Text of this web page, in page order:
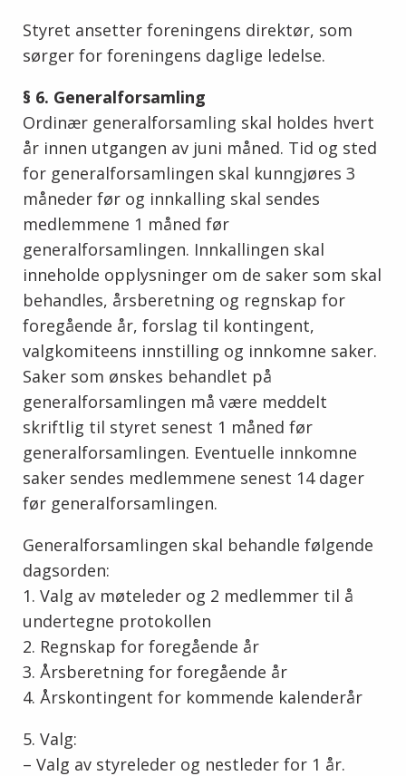
Styret ansetter foreningens direktør, som
sørger for foreningens daglige ledelse.
§ 6. Generalforsamling
Ordinær generalforsamling skal holdes hvert
år innen utgangen av juni måned. Tid og sted
for generalforsamlingen skal kunngjøres 3
måneder før og innkalling skal sendes
medlemmene 1 måned før
generalforsamlingen. Innkallingen skal
inneholde opplysninger om de saker som skal
behandles, årsberetning og regnskap for
foregående år, forslag til kontingent,
valgkomiteens innstilling og innkomne saker.
Saker som ønskes behandlet på
generalforsamlingen må være meddelt
skriftlig til styret senest 1 måned før
generalforsamlingen. Eventuelle innkomne
saker sendes medlemmene senest 14 dager
før generalforsamlingen.
Generalforsamlingen skal behandle følgende
dagsorden:
1. Valg av møteleder og 2 medlemmer til å
undertegne protokollen
2. Regnskap for foregående år
3. Årsberetning for foregående år
4. Årskontingent for kommende kalenderår
5. Valg:
– Valg av styreleder og nestleder for 1 år.